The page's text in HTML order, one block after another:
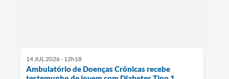
14 JUL 2026 - 12h18
Ambulatório de Doenças Crônicas recebe